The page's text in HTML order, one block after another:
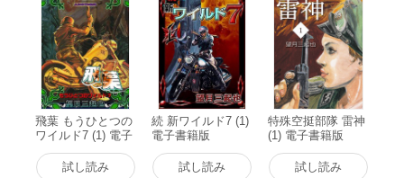
飛葉 もうひとつの
ワイルド7 (1) 電子
書籍版
試し読み
続 新ワイルド7 (1)
電子書籍版
試し読み
特殊空挺部隊 雷神
(1) 電子書籍版
試し読み